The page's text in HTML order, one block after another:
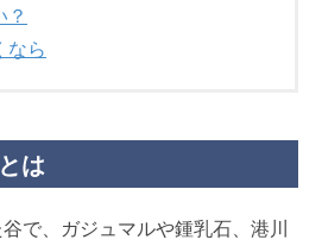
なら
は
で、ガジュマルや鍾乳石、港川